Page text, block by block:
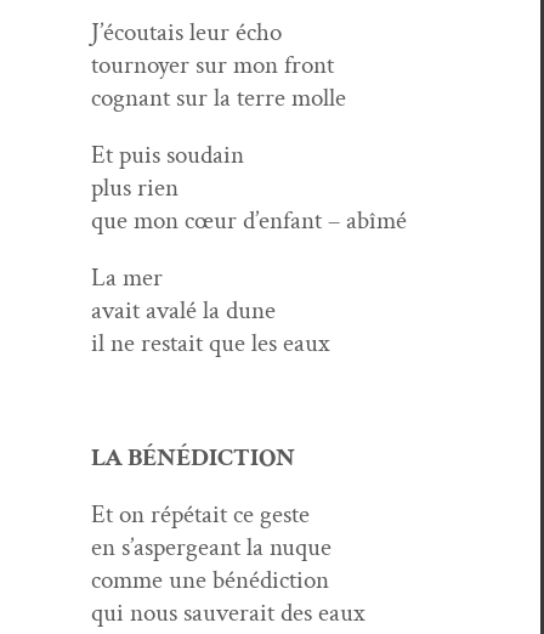
J’écoutais leur écho
tournoy­er sur mon front
cog­nant sur la terre molle
Et puis soudain
plus rien
que mon cœur d’enfant – abîmé
La mer
avait avalé la dune
il ne restait que les eaux
LA BÉNÉDICTION
Et on répé­tait ce geste
en s’aspergeant la nuque
comme une bénédiction
qui nous sauverait des eaux